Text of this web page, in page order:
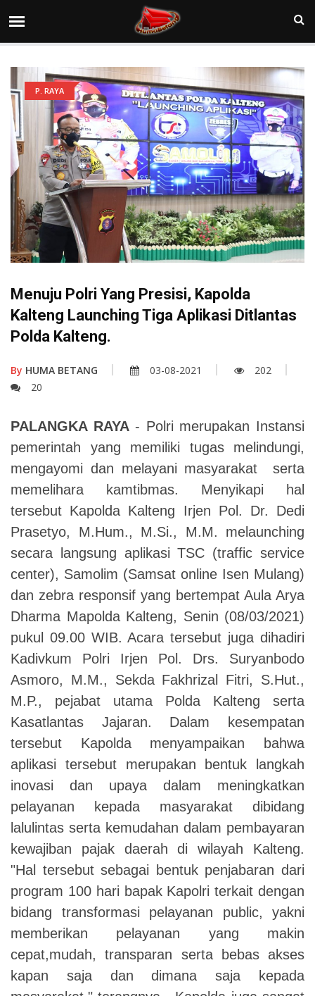
P. RAYA
Menuju Polri Yang Presisi, Kapolda
Kalteng Launching Tiga Aplikasi Ditlantas
Polda Kalteng.
By HUMA BETANG 03-08-2021
202
20
PALANGKA RAYA- Polri merupakan Instansi
pemerintah yang memiliki tugas melindungi,
mengayomi dan melayani masyarakat serta
memelihara kamtibmas. Menyikapi hal
tersebut Kapolda Kalteng Irjen Pol. Dr. Dedi
Prasetyo, M.Hum., M.Si., M.M. melaunching
secara langsung aplikasi TSC (traffic service
center), Samolim (Samsat online Isen Mulang)
dan zebra responsif yang bertempat Aula Arya
Dharma Mapolda Kalteng, Senin (08/03/2021)
pukul 09.00 WIB. Acara tersebut juga dihadiri
Kadivkum Polri Irjen Pol. Drs. Suryanbodo
Asmoro, M.M., Sekda Fakhrizal Fitri, S.Hut.,
M.P., pejabat utama Polda Kalteng serta
Kasatlantas Jajaran. Dalam kesempatan
tersebut Kapolda menyampaikan bahwa
aplikasi tersebut merupakan bentuk langkah
inovasi dan upaya dalam meningkatkan
pelayanan kepada masyarakat dibidang
lalulintas serta kemudahan dalam pembayaran
kewajiban pajak daerah di wilayah Kalteng.
"Hal tersebut sebagai bentuk penjabaran dari
program 100 hari bapak Kapolri terkait dengan
bidang transformasi pelayanan public, yakni
memberikan pelayanan yang makin
cepat,mudah, transparan serta bebas akses
kapan saja dan dimana saja kepada